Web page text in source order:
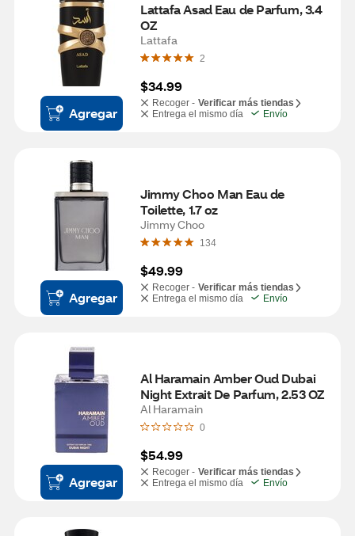
Agregar
Lattafa Asad Eau de Parfum, 3.4
OZ
Lattafa
2
$34.99
Recoger - Verificar más tiendas
Entrega el mismo día
Envío
Agregar
Jimmy Choo Man Eau de
Toilette, 1.7 oz
Jimmy Choo
134
$49.99
Recoger - Verificar más tiendas
Entrega el mismo día
Envío
Agregar
Al Haramain Amber Oud Dubai
Night Extrait De Parfum, 2.53 OZ
Al Haramain
0
$54.99
Recoger - Verificar más tiendas
Entrega el mismo día
Envío